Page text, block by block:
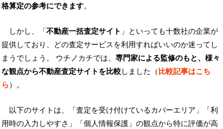
格算定の参考にできます。
しかし、「不動産一括査定サイト 」といっても十数社の企業が
提供しており、どの査定サービスを利用すればいいのか迷ってし
まうでしょう。 ウチノカチでは、 専門家による監修のもと、様々
な観点から不動産査定サイトを比較しました（比較記事はこち
ら）。
以下のサイトは、「査定を受け付けているカバーエリア」「利
用時の入力しやすさ」「個人情報保護」の観点から特に評価が高